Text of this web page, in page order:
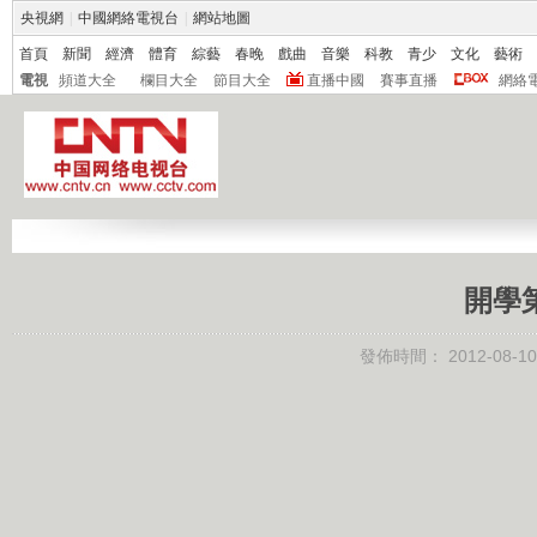
央視網 中國網絡電視台 網站地圖
首頁 新聞 經濟 體育 綜藝 春晚 戲曲 音樂 科教 青少 文化
藝術
電視
頻道大全 欄目大全 節目大全 直播中國 賽事直播 網絡
開學
發佈時間： 2012-08-